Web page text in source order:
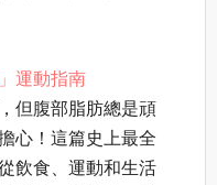
運動指南
但腹部脂肪總是頑
心！這篇史上最全
飲食、運動和生活